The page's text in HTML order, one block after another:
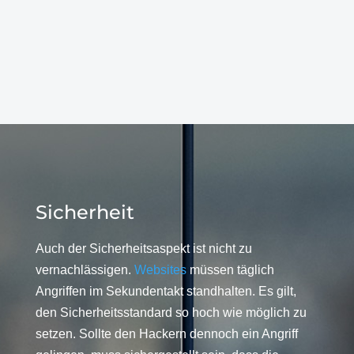
Sicherheit
Auch der Sicherheitsaspekt ist nicht zu
vernachlässigen. Websitesmüssen täglich
Angriffen im Sekundentakt standhalten. Es gilt,
den Sicherheitsstandard so hoch wie möglich zu
setzen. Sollte den Hackern dennoch ein Angriff